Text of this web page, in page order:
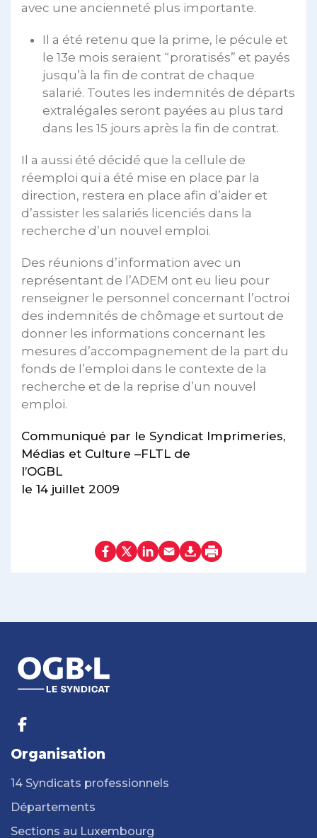
avec une ancienneté plus importante.
Il a été retenu que la prime, le pécule et
le 13e mois seraient “proratisés” et payés
jusqu’à la fin de contrat de chaque
salarié. Toutes les indemnités de départs
extralégales seront payées au plus tard
dans les 15 jours après la fin de contrat.
Il a aussi été décidé que la cellule de
réemploi qui a été mise en place par la
direction, restera en place afin d’aider et
d’assister les salariés licenciés dans la
recherche d’un nouvel emploi.
Des réunions d’information avec un
représentant de l’ADEM ont eu lieu pour
renseigner le personnel concernant l’octroi
des indemnités de chômage et surtout de
donner les informations concernant les
mesures d’accompagnement de la part du
fonds de l’emploi dans le contexte de la
recherche et de la reprise d’un nouvel
emploi.
Communiqué par le Syndicat Imprimeries,
Médias et Culture –FLTL de
l’OGBL
le 14 juillet 2009
Organisation
14 Syndicats professionnels
Départements
Sections au Luxembourg